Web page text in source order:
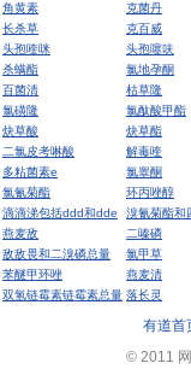
角黄素
克菌丹
长杀草
克百威
头孢喹咪
头孢噻呋
杀螨酯
氯地孕酮
百菌清
枯草隆
氯磺隆
氯酞酸甲酯
炔草酸
炔草酯
二氯皮考啉酸
解毒喹
多粘菌素e
氯睾酮
氯氰菊酯
环丙唑醇
滴滴涕包括ddd和dde
溴氰菊酯和
燕麦敌
二嗪磷
敌敌畏和二溴磷总量
氯甲草
苯醚甲环唑
燕麦清
双氢链霉素链霉素总量 落长灵
有道首
© 2011